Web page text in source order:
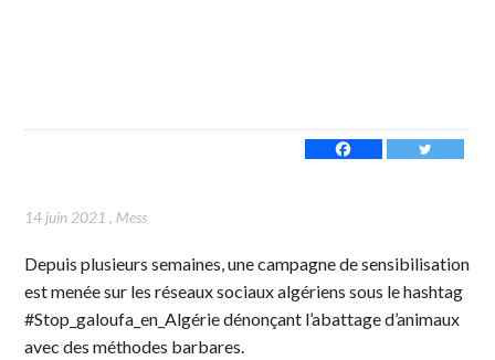
14 juin 2021 , Mess
Depuis plusieurs semaines, une campagne de sensibilisation
est menée sur les réseaux sociaux algériens sous le hashtag
#Stop_galoufa_en_Algérie dénonçant l’abattage d’animaux
avec des méthodes barbares.